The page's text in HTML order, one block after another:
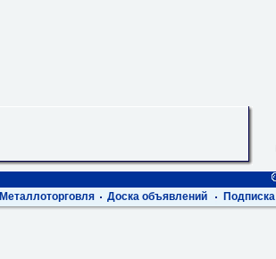
Металлоторговля Доска объявлений Подписка